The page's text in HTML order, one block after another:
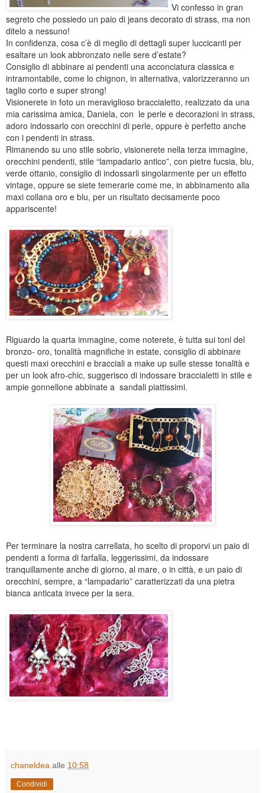
Vi confesso in gran
segreto che possiedo un paio di jeans decorato di strass, ma non
ditelo a nessuno!
In confidenza, cosa c’è di meglio di dettagli super luccicanti per
esaltare un look abbronzato nelle sere d’estate?
Consiglio di abbinare ai pendenti una acconciatura classica e
intramontabile, come lo chignon, in alternativa, valorizzeranno un
taglio corto e super strong!
Visionerete in foto un meraviglioso braccialetto, realizzato da una
mia carissima amica, Daniela, con le perle e decorazioni in strass,
adoro indossarlo con orecchini di perle, oppure è perfetto anche
con i pendenti in strass.
Rimanendo su uno stile sobrio, visionerete nella terza immagine,
orecchini pendenti, stile “lampadario antico”, con pietre fucsia, blu,
verde ottanio, consiglio di indossarli singolarmente per un effetto
vintage, oppure se siete temerarie come me, in abbinamento alla
maxi collana oro e blu, per un risultato decisamente poco
appariscente!
Riguardo la quarta immagine, come noterete, è tutta sui toni del
bronzo- oro, tonalità magnifiche in estate, consiglio di abbinare
questi maxi orecchini e bracciali a make up sulle stesse tonalità e
per un look afro-chic, suggerisco di indossare braccialetti in stile e
ampie gonnellone abbinate a sandali piattissimi.
Per terminare la nostra carrellata, ho scelto di proporvi un paio di
pendenti a forma di farfalla, leggerissimi, da indossare
tranquillamente anche di giorno, al mare, o in città, e un paio di
orecchini, sempre, a “lampadario” caratterizzati da una pietra
bianca anticata invece per la sera.
chaneldea alle 10:58
Condividi